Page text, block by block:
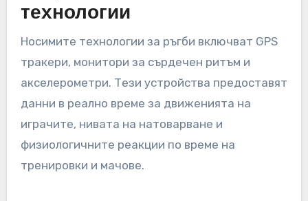
технологии
Носимите технологии за ръгби включват GPS
тракери, монитори за сърдечен ритъм и
акселерометри. Тези устройства предоставят
данни в реално време за движенията на
играчите, нивата на натоварване и
физиологичните реакции по време на
тренировки и мачове.